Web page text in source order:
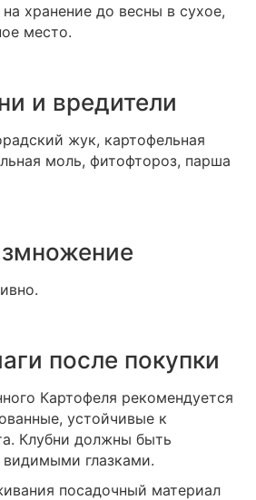
хранение до весны в сухое,
место.
и вредители
жук, картофельная
моль, фитофтороз, парша
после покупки
Картофеля рекомендуется
устойчивые к
Клубни должны быть
глазками.
посадочный материал